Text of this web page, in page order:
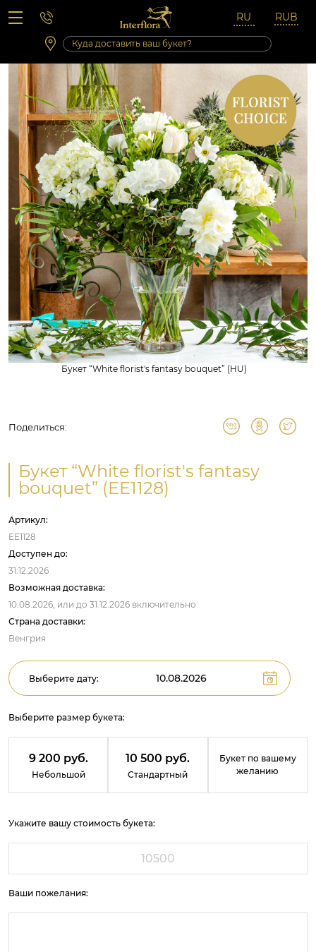
Вопросы-ответы
Сб 10:00 ‐ 14:00
Выходные и праздничные дни
Букет “White florist's fantasy bouquet” (HU)
Поделиться:
Букет “White florist's fantasy
bouquet” (EE1128)
Артикул:
EE1128
Доступен до:
31.12.2026
Возможная доставка:
10.08.2026, или до 31.12.2026 включительно
Страна доставки:
Венгрия
Выберите дату:
Выберите размер букета:
9 200 руб.
Небольшой
10 500 руб.
Стандартный
Букет по вашему
желанию
Укажите вашу стоимость букета:
Ваши пожелания: